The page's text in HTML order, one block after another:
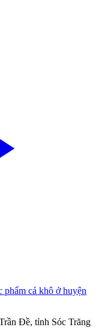
cá khô ở huyện
Đề, tỉnh Sóc Trăng